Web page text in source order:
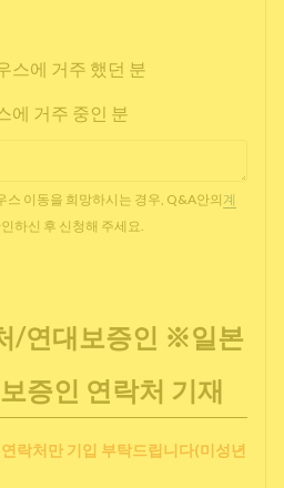
스에 거주 했던 분
에 거주 중인 분
스 이동을 희망하시는 경우, Q&A안의 계
하신 후 신청해 주세요.
/연대보증인 ※일본
증인 연락처 기재
락처만 기입 부탁드립니다(미성년